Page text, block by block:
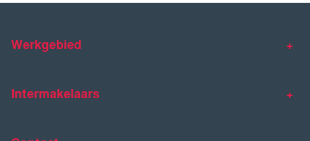
Werkgebied
Intermakelaars